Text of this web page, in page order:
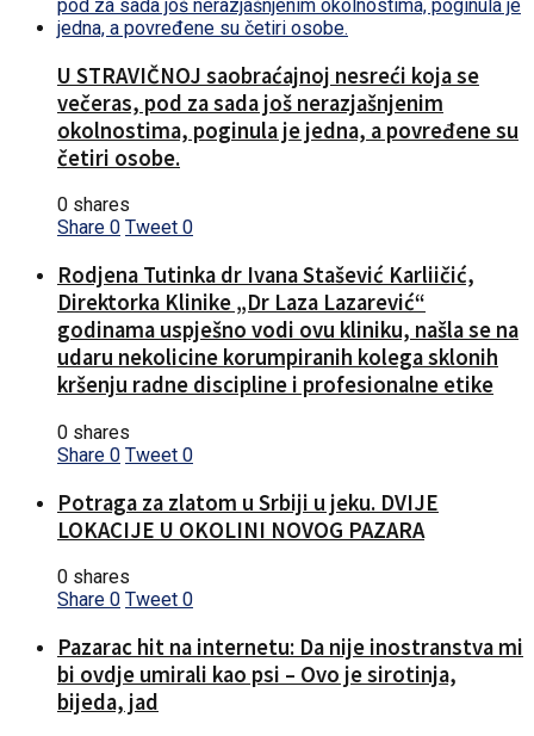
U STRAVIČNOJ saobraćajnoj nesreći koja se
večeras, pod za sada još nerazjašnjenim
okolnostima, poginula je jedna, a povređene su
četiri osobe.
0 shares
Share 0 Tweet 0
Rodjena Tutinka dr Ivana Stašević Karliičić,
Direktorka Klinike „Dr Laza Lazarević“
godinama uspješno vodi ovu kliniku, našla se na
udaru nekolicine korumpiranih kolega sklonih
kršenju radne discipline i profesionalne etike
0 shares
Share 0 Tweet 0
Potraga za zlatom u Srbiji u jeku. DVIJE
LOKACIJE U OKOLINI NOVOG PAZARA
0 shares
Share 0 Tweet 0
Pazarac hit na internetu: Da nije inostranstva mi
bi ovdje umirali kao psi – Ovo je sirotinja,
bijeda, jad